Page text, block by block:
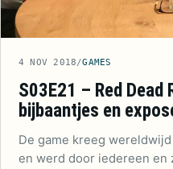
4 NOV 2018/GAMES
S03E21 – Red Dead
bijbaantjes en
De game kreeg
en werd door iedereen en